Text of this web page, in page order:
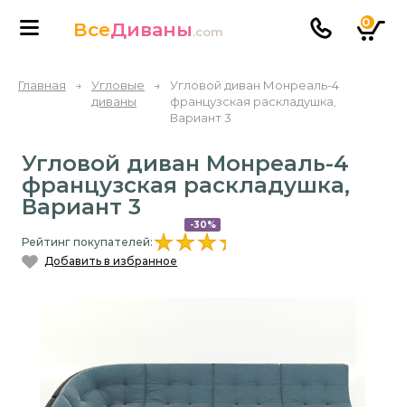
ВсеДиваны.com
0
Главная →
Угловые
диваны
→
Угловой диван Монреаль-4
французская раскладушка,
Вариант 3
Угловой диван Монреаль-4
французская раскладушка,
Вариант 3
-30%
Рейтинг покупателей:
Добавить в избранное